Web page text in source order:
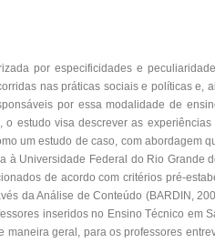
por especificidades e
nas práticas sociais e políticas e,
por essa modalidade de
estudo visa descrever as
um estudo de caso, com abordagem
à Universidade Federal do Rio Grande
de acordo com critérios pré-
da Análise de Conteúdo (BARDIN,
inseridos no Ensino Técnico em
geral, para os professores